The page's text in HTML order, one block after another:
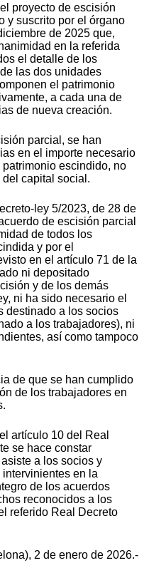
proyecto de escisión
y suscrito por el órgano
de 2025 que,
en la referida
el detalle de los
las dos unidades
el patrimonio
a cada una de
de nueva creación.
parcial, se han
en el importe necesario
escindido, no
capital social.
ley 5/2023, de 28 de
de escisión parcial
de todos los
y por el
en el artículo 71 de la
ni depositado
y de los demás
ni ha sido necesario el
destinado a los socios
a los trabajadores), ni
así como tampoco
de que se han cumplido
de los trabajadores en
artículo 10 del Real
se hace constar
a los socios y
en la
de los acuerdos
reconocidos a los
referido Real Decreto
2 de enero de 2026.-